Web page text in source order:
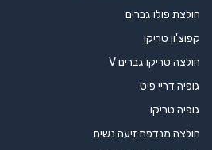
חולצת פולו גברים
קפוצ'ון טריקו
חולצה טריקו גברים V
גופיה דריי פיט
גופיה טריקו
חולצה מנדפת זיעה נשים